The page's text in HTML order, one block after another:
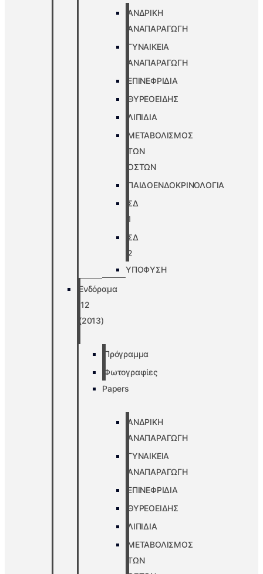
ΑΝΔΡΙΚΗ
ΑΝΑΠΑΡΑΓΩΓΗ
ΓΥΝΑΙΚΕΙΑ
ΑΝΑΠΑΡΑΓΩΓΗ
ΕΠΙΝΕΦΡΙΔΙΑ
ΘΥΡΕΟΕΙΔΗΣ
ΛΙΠΙΔΙΑ
ΜΕΤΑΒΟΛΙΣΜΟΣ
ΤΩΝ
ΟΣΤΩΝ
ΠΑΙΔΟΕΝΔΟΚΡΙΝΟΛΟΓΙΑ
ΣΔ
1
ΣΔ
2
ΥΠΟΦΥΣΗ
Ενδόραμα
’12
(2013)
Πρόγραμμα
Φωτογραφίες
Papers
ΑΝΔΡΙΚΗ
ΑΝΑΠΑΡΑΓΩΓΗ
ΓΥΝΑΙΚΕΙΑ
ΑΝΑΠΑΡΑΓΩΓΗ
ΕΠΙΝΕΦΡΙΔΙΑ
ΘΥΡΕΟΕΙΔΗΣ
ΛΙΠΙΔΙΑ
ΜΕΤΑΒΟΛΙΣΜΟΣ
ΤΩΝ